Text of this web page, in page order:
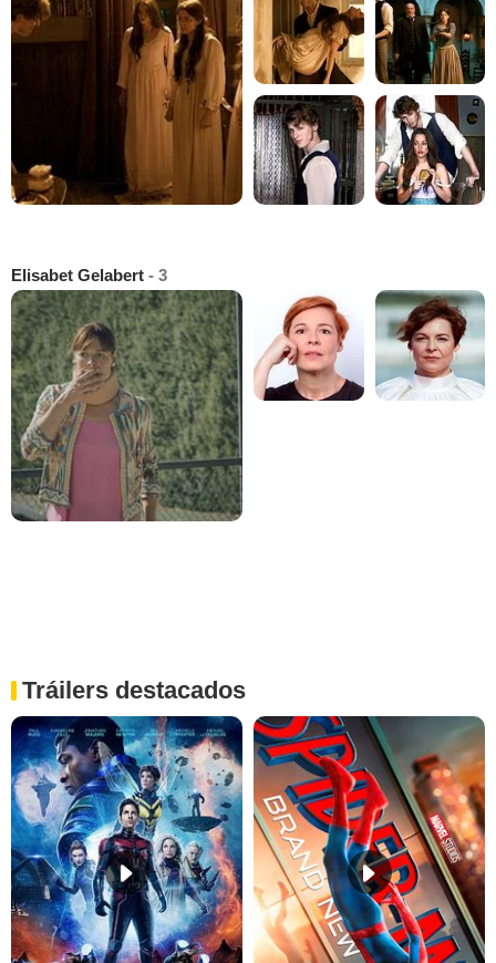
Elisabet Gelabert - 3
Tráilers destacados